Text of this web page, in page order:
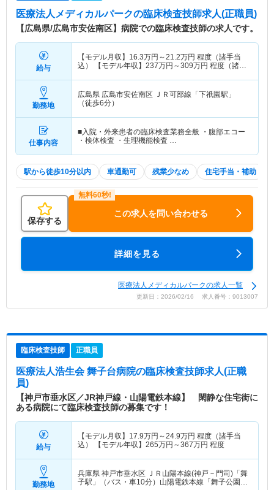
医療法人メディカルパークの臨床検査技師求人(正職員)
【広島県/広島市安佐南区】病院での臨床検査技師の求人です。
給与
【モデル月収】 16.3万円～21.2万円 程度（諸手当
込） 【モデル年収】 237万円～309万円 程度（諸手
勤務地
広島県 広島市安佐南区 ＪＲ可部線「下祇園駅」
（徒歩6分）
仕事内容
■入院・外来患者の臨床検査業務全般 ・腹部エコー
・検体検査 ・生理機能検査 …
駅から徒歩10分以内 車通勤可 残業少なめ 住宅手当・補助
保存する
この求人を問い合わせる
詳細を見る
医療法人メディカルパークの求人一覧
更新日：2026/02/16 求人番号：9013007
臨床検査技師 正職員
医療法人浩生会 舞子台病院の臨床検査技師求人(正職
員)
【神戸市垂水区／JR神戸線・山陽電鉄本線】 閑静な住宅街に
ある病院にて臨床検査技師の募集です！
給与
【モデル月収】 17.9万円～24.9万円 程度（諸手当
込） 【モデル年収】 265万円～367万円 程度
勤務地
兵庫県 神戸市垂水区 ＪＲ山陽本線(神戸－門司)「舞
子駅」（バス・車10分）山陽電鉄本線「舞子公園